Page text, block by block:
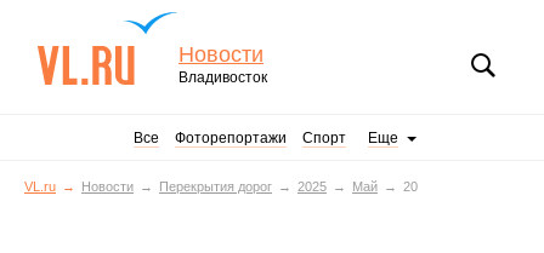
Новости
Владивосток
Все Фоторепортажи Спорт Еще
VL.ru Новости Перекрытия дорог 2025 Май 20